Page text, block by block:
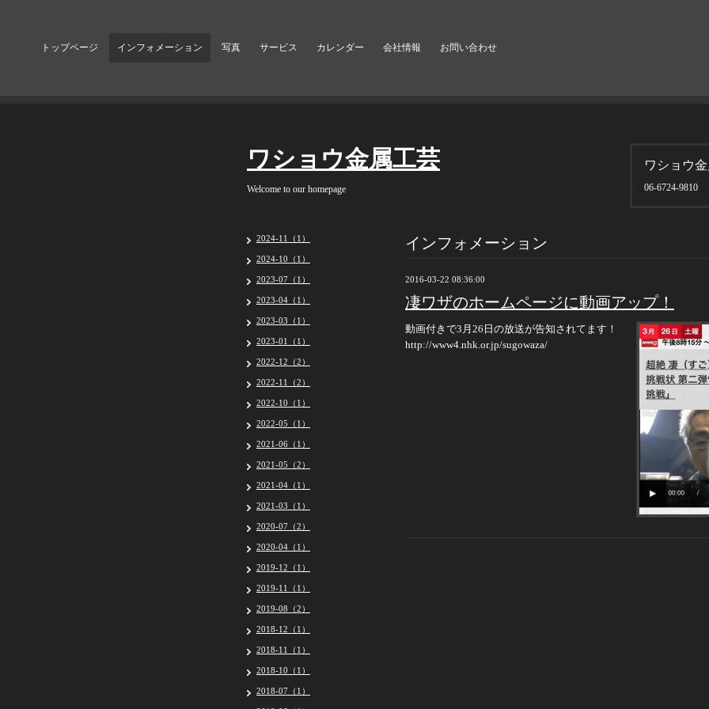
トップページ インフォメーション 写真 サービス カレンダー 会社情報 お問い合わせ
ワショウ
06-6724-9810
ワショウ金属工芸
Welcome to our homepage
インフォメーション
2016-03-22 08:36:00
凄ワザのホームページに動画アップ！
動画付きで3月26日の放送が告知されてます！
http://www4.nhk.or.jp/sugowaza/
2024-11（1）
2024-10（1）
2023-07（1）
2023-04（1）
2023-03（1）
2023-01（1）
2022-12（2）
2022-11（2）
2022-10（1）
2022-05（1）
2021-06（1）
2021-05（2）
2021-04（1）
2021-03（1）
2020-07（2）
2020-04（1）
2019-12（1）
2019-11（1）
2019-08（2）
2018-12（1）
2018-11（1）
2018-10（1）
2018-07（1）